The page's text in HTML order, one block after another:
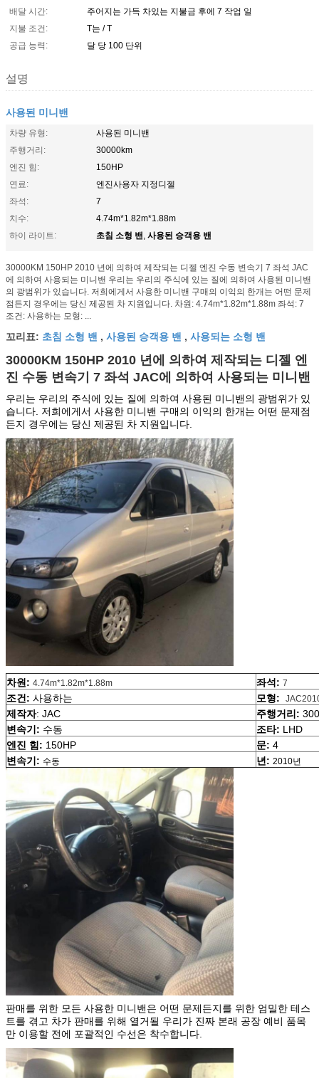
배달 시간:
주어지는 가득 차있는 지불금 후에 7 작업 일
지불 조건:
T는 / T
공급 능력:
달 당 100 단위
설명
사용된 미니밴
차량 유형:
사용된 미니밴
주행거리:
30000km
엔진 힘:
150HP
연료:
엔진사용자 지정디젤
좌석:
7
치수:
4.74m*1.82m*1.88m
하이 라이트:
초침 소형 밴, 사용된 승객용 밴
30000KM 150HP 2010 년에 의하여 제작되는 디젤 엔진 수동 변속기 7 좌석 JAC
에 의하여 사용되는 미니밴 우리는 우리의 주식에 있는 질에 의하여 사용된 미니밴
의 광범위가 있습니다. 저희에게서 사용한 미니밴 구매의 이익의 한개는 어떤 문제
점든지 경우에는 당신 제공된 차 지원입니다. 차원: 4.74m*1.82m*1.88m 좌석: 7
조건: 사용하는 모형: ...
꼬리표: 초침 소형 밴 , 사용된 승객용 밴 , 사용되는 소형 밴
30000KM 150HP 2010 년에 의하여 제작되는 디젤 엔
진 수동 변속기 7 좌석 JAC에 의하여 사용되는 미니밴
우리는 우리의 주식에 있는 질에 의하여 사용된 미니밴의 광범위가 있
습니다. 저희에게서 사용한 미니밴 구매의 이익의 한개는 어떤 문제점
든지 경우에는 당신 제공된 차 지원입니다.
차원: 4.74m*1.82m*1.88m 좌석: 7
조건: 사용하는 모형:
제작자: JAC 주행거리:
변속기: 수동 조타: LHD
엔진 힘: 150HP 문: 4
변속기: 수동 년: 2010년
판매를 위한 모든 사용한 미니밴은 어떤 문제든지를 위한 엄밀한 테스
트를 겪고 차가 판매를 위해 열거될 우리가 진짜 본래 공장 예비 품목
만 이용할 전에 포괄적인 수선은 착수합니다.